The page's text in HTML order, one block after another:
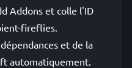
Addons et colle l'ID
fireflies.
et de la
automatiquement.